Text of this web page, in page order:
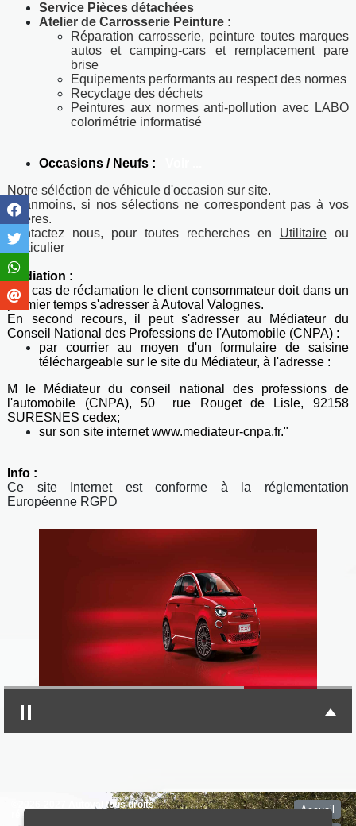
Service Pièces détachées
Atelier de Carrosserie Peinture :
Réparation carrosserie, peinture toutes marques
autos et camping-cars et remplacement pare
brise
Equipements performants au respect des normes
Recyclage des déchets
Peintures aux normes anti-pollution avec LABO
colorimétrie informatisé
Occasions / Neufs :
Notre séléction de véhicule d'occasion sur site.
Néanmoins, si nos sélections ne correspondent pas à vos
critères.
Contactez nous, pour toutes recherches en Utilitaireou
Particulier
Médiation :
"En cas de réclamation le client consommateur doit dans un
premier temps s'adresser à Autoval Valognes.
En second recours, il peut s'adresser au Médiateur du
Conseil National des Professions de l'Automobile (CNPA) :
par courrier au moyen d'un formulaire de saisine
téléchargeable sur le site du Médiateur, à l'adresse :
M le Médiateur du conseil national des professions de
l'automobile (CNPA), 50 rue Rouget de Lisle, 92158
SURESNES cedex;
sur son site internet www.mediateur-cnpa.fr."
Info :
Ce site Internet est conforme à la réglementation
Européenne RGPD
©2026-2027 Autoval tous droits
réservés
Accueil